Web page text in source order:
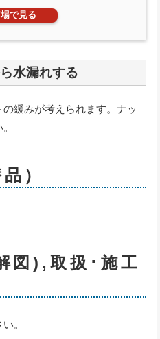
で見る
水漏れする
緩みが考えられます。ナッ
）
図),取扱･施工
。